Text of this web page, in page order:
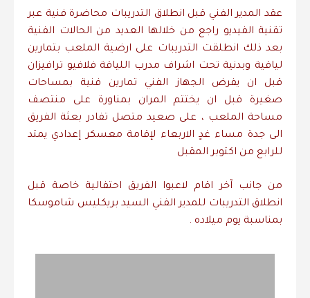
عقد المدير الفني قبل انطلاق التدريبات محاضرة فنية عبر
تقنية الفيديو راجع من خلالها العديد من الحالات الفنية
بعد ذلك انطلقت التدريبات على ارضية الملعب بتمارين
لياقية وبدنية تحت اشراف مدرب اللياقة فلافيو ترافيزان
قبل ان يفرض الجهاز الفني تمارين فنية بمساحات
صغيرة قبل ان يختتم المران بمناورة على منتصف
مساحة الملعب ، على صعيد متصل تفادر بعثة الفريق
الى جدة مساء غدٍ الاربعاء لإقامة معسكر إعدادي يمتد
للرابع من اكتوبر المقبل
من جانب آخر اقام لاعبوا الفريق احتفالية خاصة قبل
انطلاق التدريبات للمدير الفني السيد بريكليس شاموسكا
بمناسبة يوم ميلاده .